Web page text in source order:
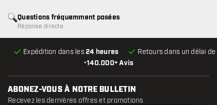
•140.000+ Avis
Expédition dans les24 heures Retours dans un délai de
Questions fréquemment posées
Réponse directe
ABONEZ-VOUS À NOTRE BULLETIN
Recevez les dernières offres et promotions